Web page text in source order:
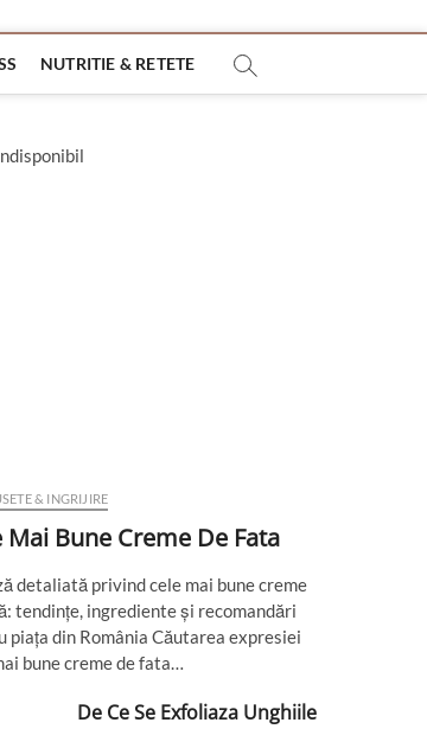
NUTRITIE & RETETE
& INGRIJIRE
Mai Bune Creme De Fata
detaliată privind cele mai bune creme
tendințe, ingrediente și recomandări
piața din România Căutarea expresiei
bune creme de fata…
De Ce Se Exfoliaza Unghiile